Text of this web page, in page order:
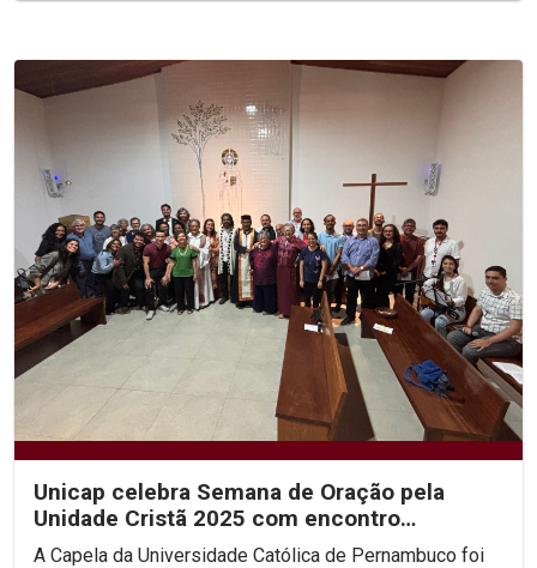
Unicap celebra Semana de Oração pela
Unidade Cristã 2025 com encontro
ecumênico e roda de diálogo...
A Capela da Universidade Católica de Pernambuco foi